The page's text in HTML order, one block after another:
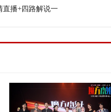
播+四路解说一